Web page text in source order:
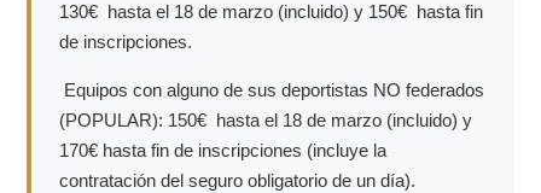
130€ hasta el 18 de marzo (incluido) y 150€ hasta fin
de inscripciones.
Equipos con alguno de sus deportistas NO federados
(POPULAR): 150€ hasta el 18 de marzo (incluido) y
170€ hasta fin de inscripciones (incluye la
contratación del seguro obligatorio de un día).